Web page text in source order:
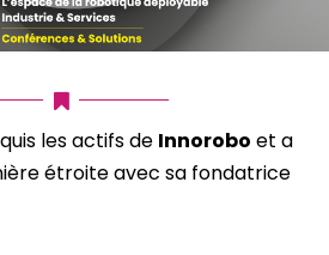
les actifs de Innorobo et a
étroite avec sa fondatrice